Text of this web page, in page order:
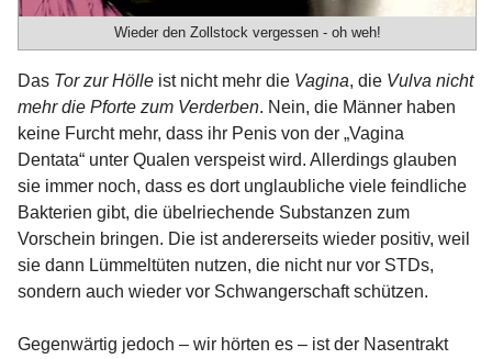
Wieder den Zollstock vergessen - oh weh!
Das Tor zur Hölle ist nicht mehr die Vagina, die Vulva nicht
mehr die Pforte zum Verderben. Nein, die Männer haben
keine Furcht mehr, dass ihr Penis von der „Vagina
Dentata“ unter Qualen verspeist wird. Allerdings glauben
sie immer noch, dass es dort unglaubliche viele feindliche
Bakterien gibt, die übelriechende Substanzen zum
Vorschein bringen. Die ist andererseits wieder positiv, weil
sie dann Lümmeltüten nutzen, die nicht nur vor STDs,
sondern auch wieder vor Schwangerschaft schützen.
Gegenwärtig jedoch – wir hörten es – ist der Nasentrakt